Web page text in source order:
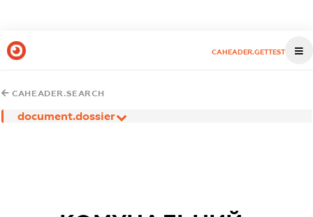
CAHEADER.GETTEST
CAHEADER.SEARCH
document.dossier